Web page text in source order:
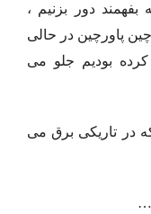
دور بزنیم ،
پاورچین در حالی
بودیم جلو می
در تاریکی برق می